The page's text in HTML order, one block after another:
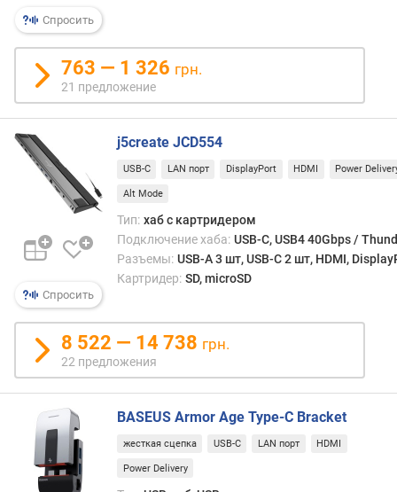
Спросить
763 — 1 326 грн.
21 предложение
Спросить
j5create JCD554
USB-C LAN порт DisplayPort HDMI Power
Alt Mode
Тип: хаб с картридером
Подключение хаба: USB-C, USB4 40Gbps /
Разъемы: USB-A 3 шт, USB-C 2 шт, HDMI,
Картридер: SD, microSD
8 522 — 14 738 грн.
22 предложения
BASEUS Armor Age Type-C Bracket
жесткая сцепка USB-C LAN порт HDMI
Power Delivery